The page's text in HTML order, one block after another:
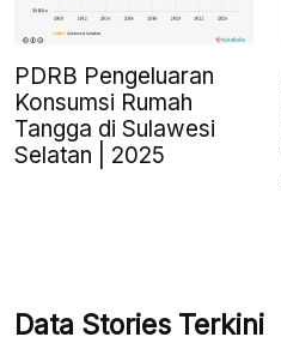
PDRB Pengeluaran
Konsumsi Rumah
Tangga di Sulawesi
Selatan | 2025
Data Stories Terkini